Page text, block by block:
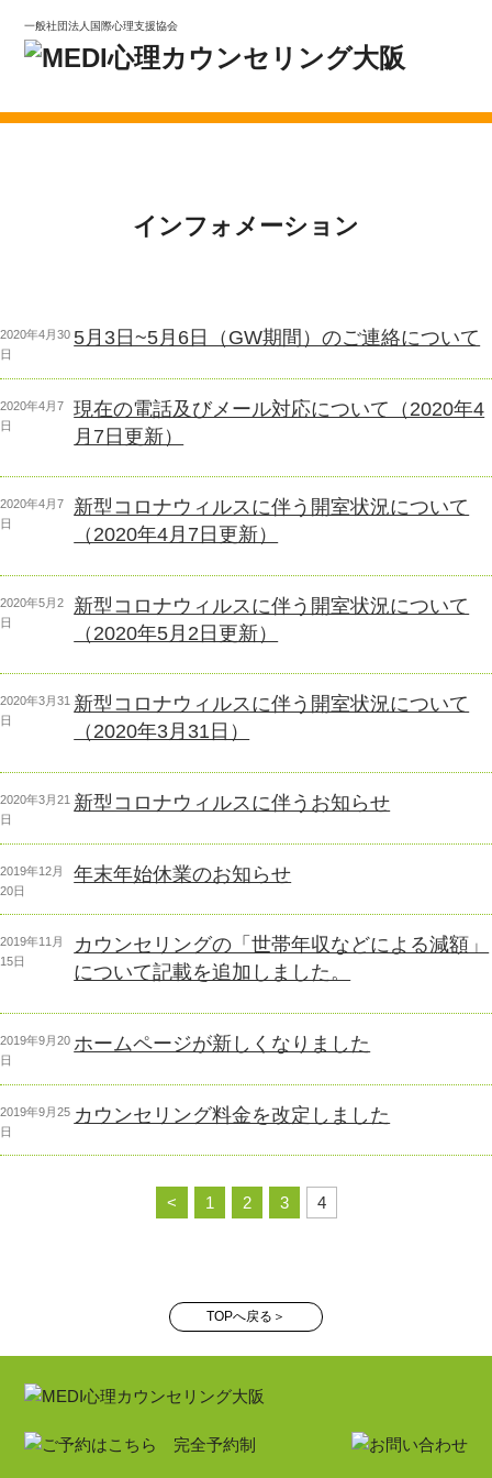
一般社団法人国際心理支援協会
インフォメーション
投
稿
2020年4月30
日
5月3日~5月6日（GW期間）のご連絡について
投
稿
2020年4月7
日
現在の電話及びメール対応について（2020年4
月7日更新）
投
稿
2020年4月7
日
新型コロナウィルスに伴う開室状況について
（2020年4月7日更新）
投
稿
2020年5月2
日
新型コロナウィルスに伴う開室状況について
（2020年5月2日更新）
投
稿
2020年3月31
日
新型コロナウィルスに伴う開室状況について
（2020年3月31日）
投
稿
2020年3月21
日
新型コロナウィルスに伴うお知らせ
投
稿
2019年12月
20日
年末年始休業のお知らせ
投
稿
2019年11月
15日
カウンセリングの「世帯年収などによる減額」
について記載を追加しました。
投
稿
2019年9月20
日
ホームページが新しくなりました
投
稿
2019年9月25
日
カウンセリング料金を改定しました
< 1 2 3 4
TOPへ戻る＞